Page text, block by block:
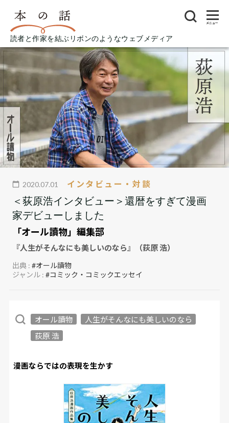
読者と作家を結ぶリボンのようなウェブメディア
メニュー
2020.07.01 インタビュー・対談
＜荻原浩インタビュー＞還暦をすぎて漫画
家デビューしました
「オール讀物」編集部
『人生がそんなにも美しいのなら』（荻原 浩）
出典 :#オール讀物
ジャンル :#コミック・コミックエッセイ
オール讀物
人生がそんなにも美しいのなら
荻原 浩
漫画ならではの表現を生かす